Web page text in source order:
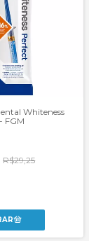
Whiteness
FGM
R$29,25